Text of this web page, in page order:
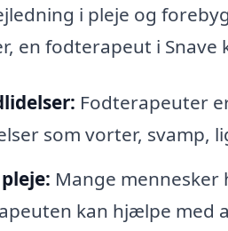
i pleje og
en fodterapeut i Snave
Fodterapeuter
som vorter, svamp,
Mange
kan hjælpe med